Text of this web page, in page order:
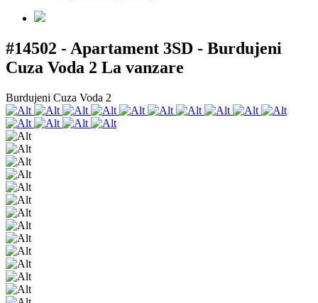
#14502 - Apartament 3SD - Burdujeni
Cuza Voda 2 La vanzare
Burdujeni Cuza Voda 2